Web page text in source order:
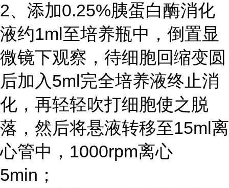
2、添加0.25%胰蛋白酶消化
液约1ml至培养瓶中，倒置显
微镜下观察，待细胞回缩变圆
后加入5ml完全培养液终止消
化，再轻轻吹打细胞使之脱
落，然后将悬液转移至15ml离
心管中，1000rpm离心
5min；